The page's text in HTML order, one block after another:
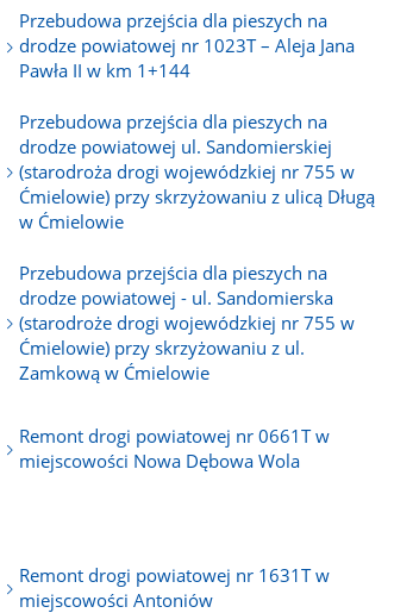
Przebudowa przejścia dla pieszych na
drodze powiatowej nr 1023T – Aleja Jana
Pawła II w km 1+144
Przebudowa przejścia dla pieszych na
drodze powiatowej ul. Sandomierskiej
(starodroża drogi wojewódzkiej nr 755 w
Ćmielowie) przy skrzyżowaniu z ulicą Długą
w Ćmielowie
Przebudowa przejścia dla pieszych na
drodze powiatowej - ul. Sandomierska
(starodroże drogi wojewódzkiej nr 755 w
Ćmielowie) przy skrzyżowaniu z ul.
Zamkową w Ćmielowie
Remont drogi powiatowej nr 0661T w
miejscowości Nowa Dębowa Wola
Remont drogi powiatowej nr 1631T w
miejscowości Antoniów